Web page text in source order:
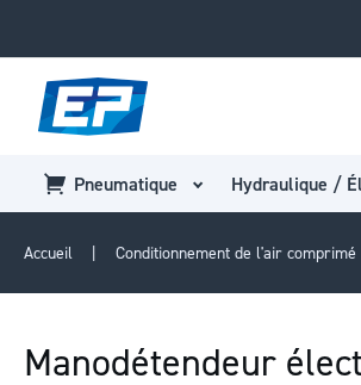
Pneumatique Hydraulique /
Accueil Conditionnement de l'air comprimé
Manodétendeur